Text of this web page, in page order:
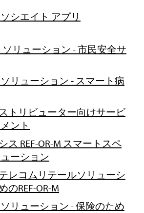
シエイト アプリ
ソリューション - 市民安全サ
ソリューション - スマート病
トリビューター向けサービ
ント
ス REF-OR-M スマートスペ
ーション
レコムリテールソリューシ
のREF-OR-M
ソリューション - 保険のため